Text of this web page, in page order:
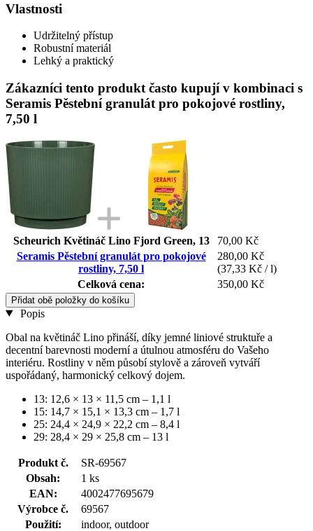
Vlastnosti
Udržitelný přístup
Robustní materiál
Lehký a praktický
Zákazníci tento produkt často kupují v kombinaci s
Seramis Pěstební granulát pro pokojové rostliny,
7,50 l
Scheurich Květináč Lino Fjord Green, 13
70,00 Kč
Seramis Pěstební granulát pro pokojové
rostliny, 7,50 l
280,00 Kč
(37,33 Kč / l)
Celková cena:
350,00 Kč
Přidat obě položky do košíku
Popis
Obal na květináč Lino přináší, díky jemné liniové struktuře a
decentní barevnosti moderní a útulnou atmosféru do Vašeho
interiéru. Rostliny v něm působí stylově a zároveň vytváří
uspořádaný, harmonický celkový dojem.
13: 12,6 × 13 × 11,5 cm – 1,1 l
15: 14,7 × 15,1 × 13,3 cm – 1,7 l
25: 24,4 × 24,9 × 22,2 cm – 8,4 l
29: 28,4 × 29 × 25,8 cm – 13 l
Produkt č.
SR-69567
Obsah:
1 ks
EAN:
4002477695679
Výrobce č.
69567
Použití:
indoor, outdoor